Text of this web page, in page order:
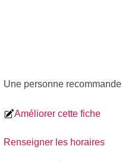
Une personne recommande
Améliorer cette fiche
Renseigner les horaires